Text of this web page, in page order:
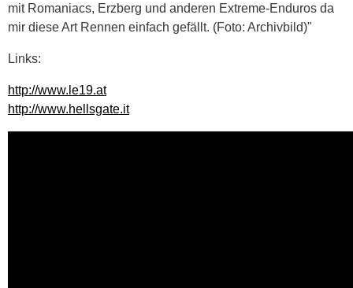
mit Romaniacs, Erzberg und anderen Extreme-Enduros da
mir diese Art Rennen einfach gefällt. (Foto: Archivbild)"
Links:
http://www.le19.at
http://www.hellsgate.it